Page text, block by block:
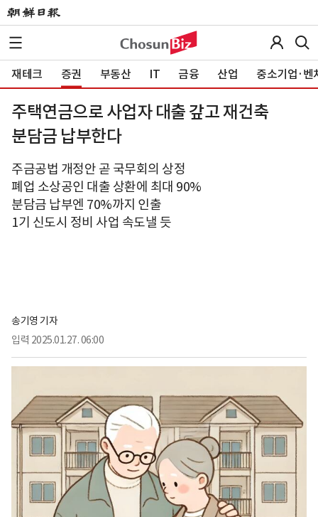
재테크 증권 부동산 IT 금융 산업 중소기업·벤
주택연금으로 사업자 대출 갚고 재건축
분담금 납부한다
주금공법 개정안 곧 국무회의 상정
폐업 소상공인 대출 상환에 최대 90%
분담금 납부엔 70%까지 인출
1기 신도시 정비 사업 속도낼 듯
송기영 기자
입력 2025.01.27. 06:00